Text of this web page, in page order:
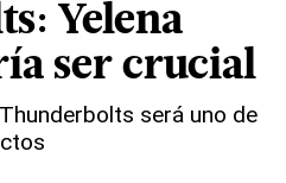
Yelena
ser crucial
será uno de